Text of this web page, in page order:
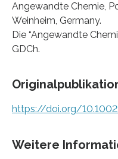
Angewandte Chemie,
Weinheim, Germany.
Die “Angewandte
GDCh.
https://doi.org/
Weitere